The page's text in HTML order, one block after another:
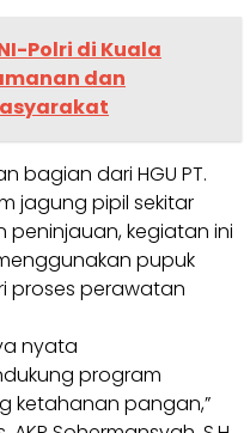
Polri di Kuala
dan
bagian dari HGU PT.
jagung pipil sekitar
peninjauan, kegiatan ini
pupuk
proses perawatan
nyata
program
ketahanan pangan,”